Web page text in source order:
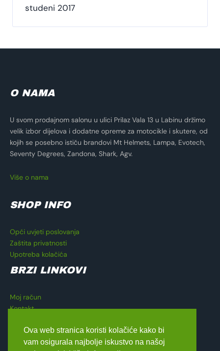
studeni 2017
O NAMA
U svom prodajnom salonu u ulici Prilaz Vala 13 u Labinu držimo
velik izbor dijelova i dodatne opreme za motocikle i skutere, od
kojih se posebno ističu brandovi Mt Helmets, Lampa, Evotech,
Seventy Degrees, Zandona, Shark, Agv.
Više o nama
SHOP INFO
Opći uvjeti poslovanja
Zaštita privatnosti
Upotreba kolačića
BRZI LINKOVI
Moj račun
Kontakt
Blagajna
Ova web stranica koristi kolačiće kako bi
vam osigurala najbolje iskustvo na našoj